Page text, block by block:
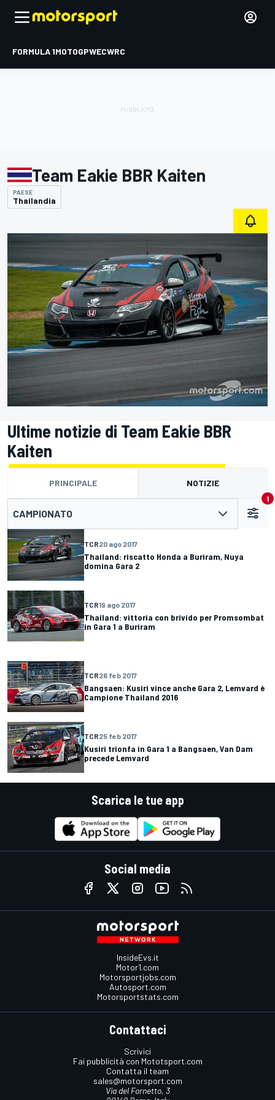
FORMULA 1MOTOGPWECWRC
Team Eakie BBR Kaiten
PAESE
Thailandia
Ultime notizie di Team Eakie BBR
Kaiten
PRINCIPALE NOTIZIE
CAMPIONATO
1
TCR20 ago 2017
Thailand: riscatto Honda a Buriram, Nuya
domina Gara 2
TCR19 ago 2017
Thailand: vittoria con brivido per Promsombat
in Gara 1 a Buriram
TCR26 feb 2017
Bangsaen: Kusiri vince anche Gara 2, Lemvard è
Campione Thailand 2016
TCR25 feb 2017
Kusiri trionfa in Gara 1 a Bangsaen, Van Dam
precede Lemvard
Scarica le tue app
Social media
InsideEvs.it
Motor1.com
Motorsportjobs.com
Autosport.com
Motorsportstats.com
Contattaci
Scrivici
Fai pubblicità con Mototsport.com
Contatta il team
sales@motorsport.com
Via del Fornetto, 3